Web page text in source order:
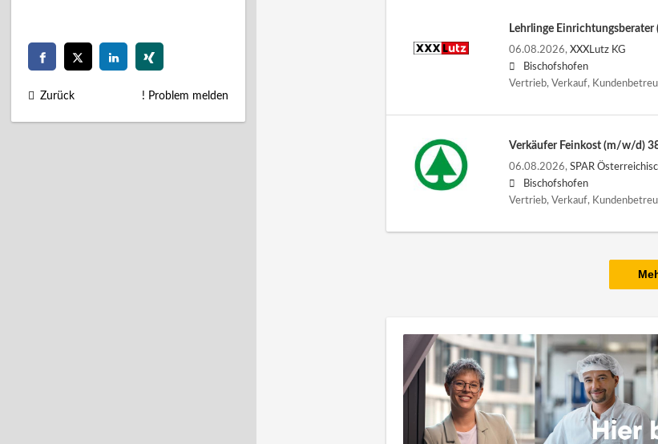
Lehrlinge
06.08.2026, XXXLutz KG
Bischofshofen
Vertrieb, Verkauf,
Verkäufer Feinkost (m/w/d)
06.08.2026, SPAR
Bischofshofen
Vertrieb, Verkauf,
Zurück ! Problem melden